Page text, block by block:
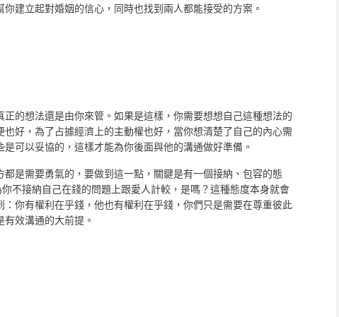
建立起對婚姻的信心，同時也找到兩人都能接受的方案。
的想法還是由你來管。如果是這樣，你需要想想自己這種想法的
好，為了占據經濟上的主動權也好，當你想清楚了自己的內心需
可以妥協的，這樣才能為你後面與他的溝通做好準備。
是需要勇氣的，要做到這一點，關鍵是有一個接納、包容的態
不接納自己在錢的問題上跟愛人計較，是嗎？這種態度本身就會
你有權利在乎錢，他也有權利在乎錢，你們只是需要在尊重彼此
效溝通的大前提。